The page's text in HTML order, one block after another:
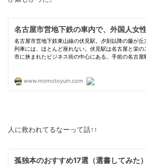
人に救われてるなーって話↑↑